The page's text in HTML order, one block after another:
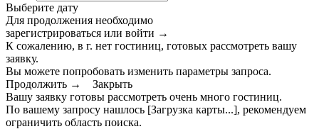
Выберите дату
Для продолжения необходимо
зарегистрироваться или войти →
К сожалению, в г. нет гостиниц, готовых рассмотреть вашу
заявку.
Вы можете попробовать изменить параметры запроса.
Продолжить →
Закрыть
Вашу заявку готовы рассмотреть очень много гостиниц.
По вашему запросу нашлось [Загрузка карты...], рекомендуем
ограничить область поиска.